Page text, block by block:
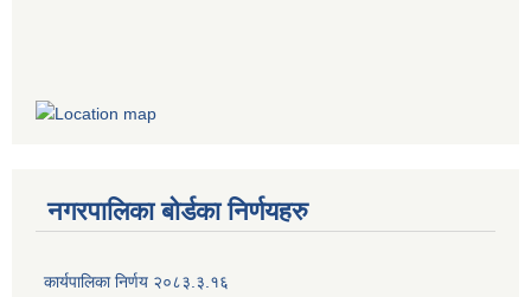
नगरपालिका बोर्डका निर्णयहरु
कार्यपालिका निर्णय २०८३.३.१६